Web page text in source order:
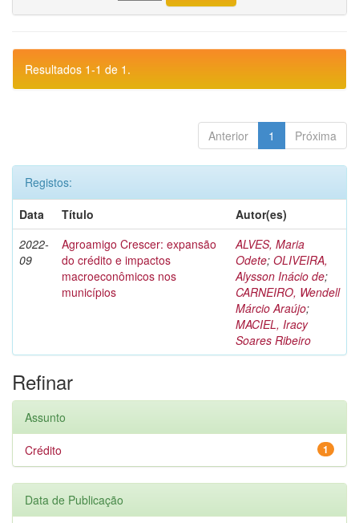
Resultados 1-1 de 1.
Anterior 1 Próxima
Registos:
Data
Título
Autor(es)
2022-
09
Agroamigo Crescer: expansão
do crédito e impactos
macroeconômicos nos
municípios
ALVES, Maria
Odete; OLIVEIRA,
Alysson Inácio de;
CARNEIRO, Wendell
Márcio Araújo;
MACIEL, Iracy
Soares Ribeiro
Refinar
Assunto
1
Crédito
Data de Publicação